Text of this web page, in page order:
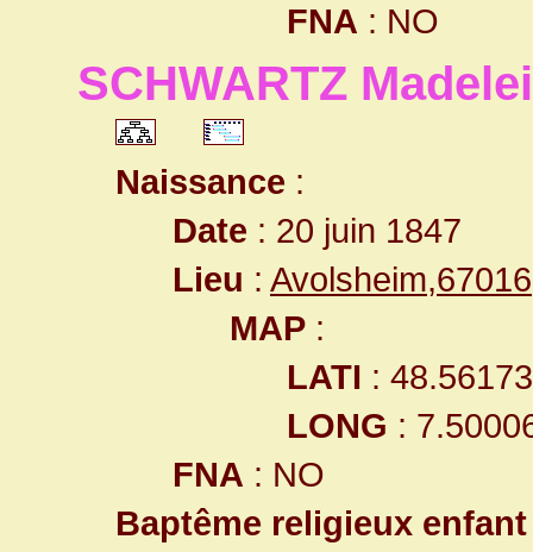
FNA : NO
SCHWARTZ
Naissance :
Date : 20 juin 1847
Lieu :
MAP :
LATI :
LONG :
FNA : NO
Baptême religieux enfant